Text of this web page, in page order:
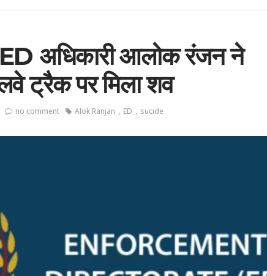
ED अधिकारी आलोक रंजन ने
ट्रैक पर मिला शव
no comment Alok Ranjan ED sucide